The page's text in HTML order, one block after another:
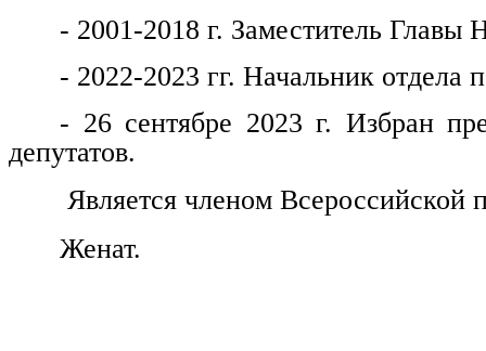
- 2001-2018 г. Заместитель Главы
- 2022-2023 гг. Начальник
- 26 сентябре 2023 г. Избран
депутатов.
Является членом Всероссийской
Женат.